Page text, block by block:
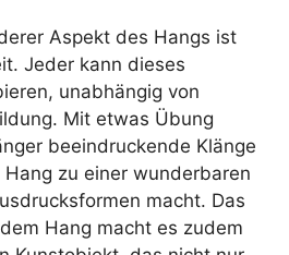
Aspekt des Hangs ist
Jeder kann dieses
unabhängig von
Mit etwas Übung
beeindruckende Klänge
zu einer wunderbaren
macht. Das
Hang macht es zudem